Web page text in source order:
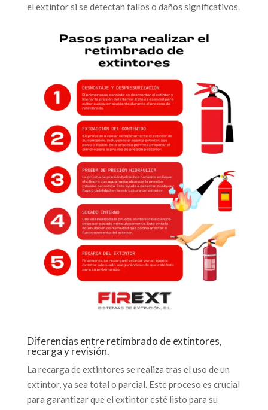
el extintor si se detectan fallos o daños significativos.
Diferencias entre retimbrado de extintores,
recarga y revisión.
La recarga de extintores se realiza tras el uso de un
extintor, ya sea total o parcial. Este proceso es crucial
para garantizar que el extintor esté listo para su